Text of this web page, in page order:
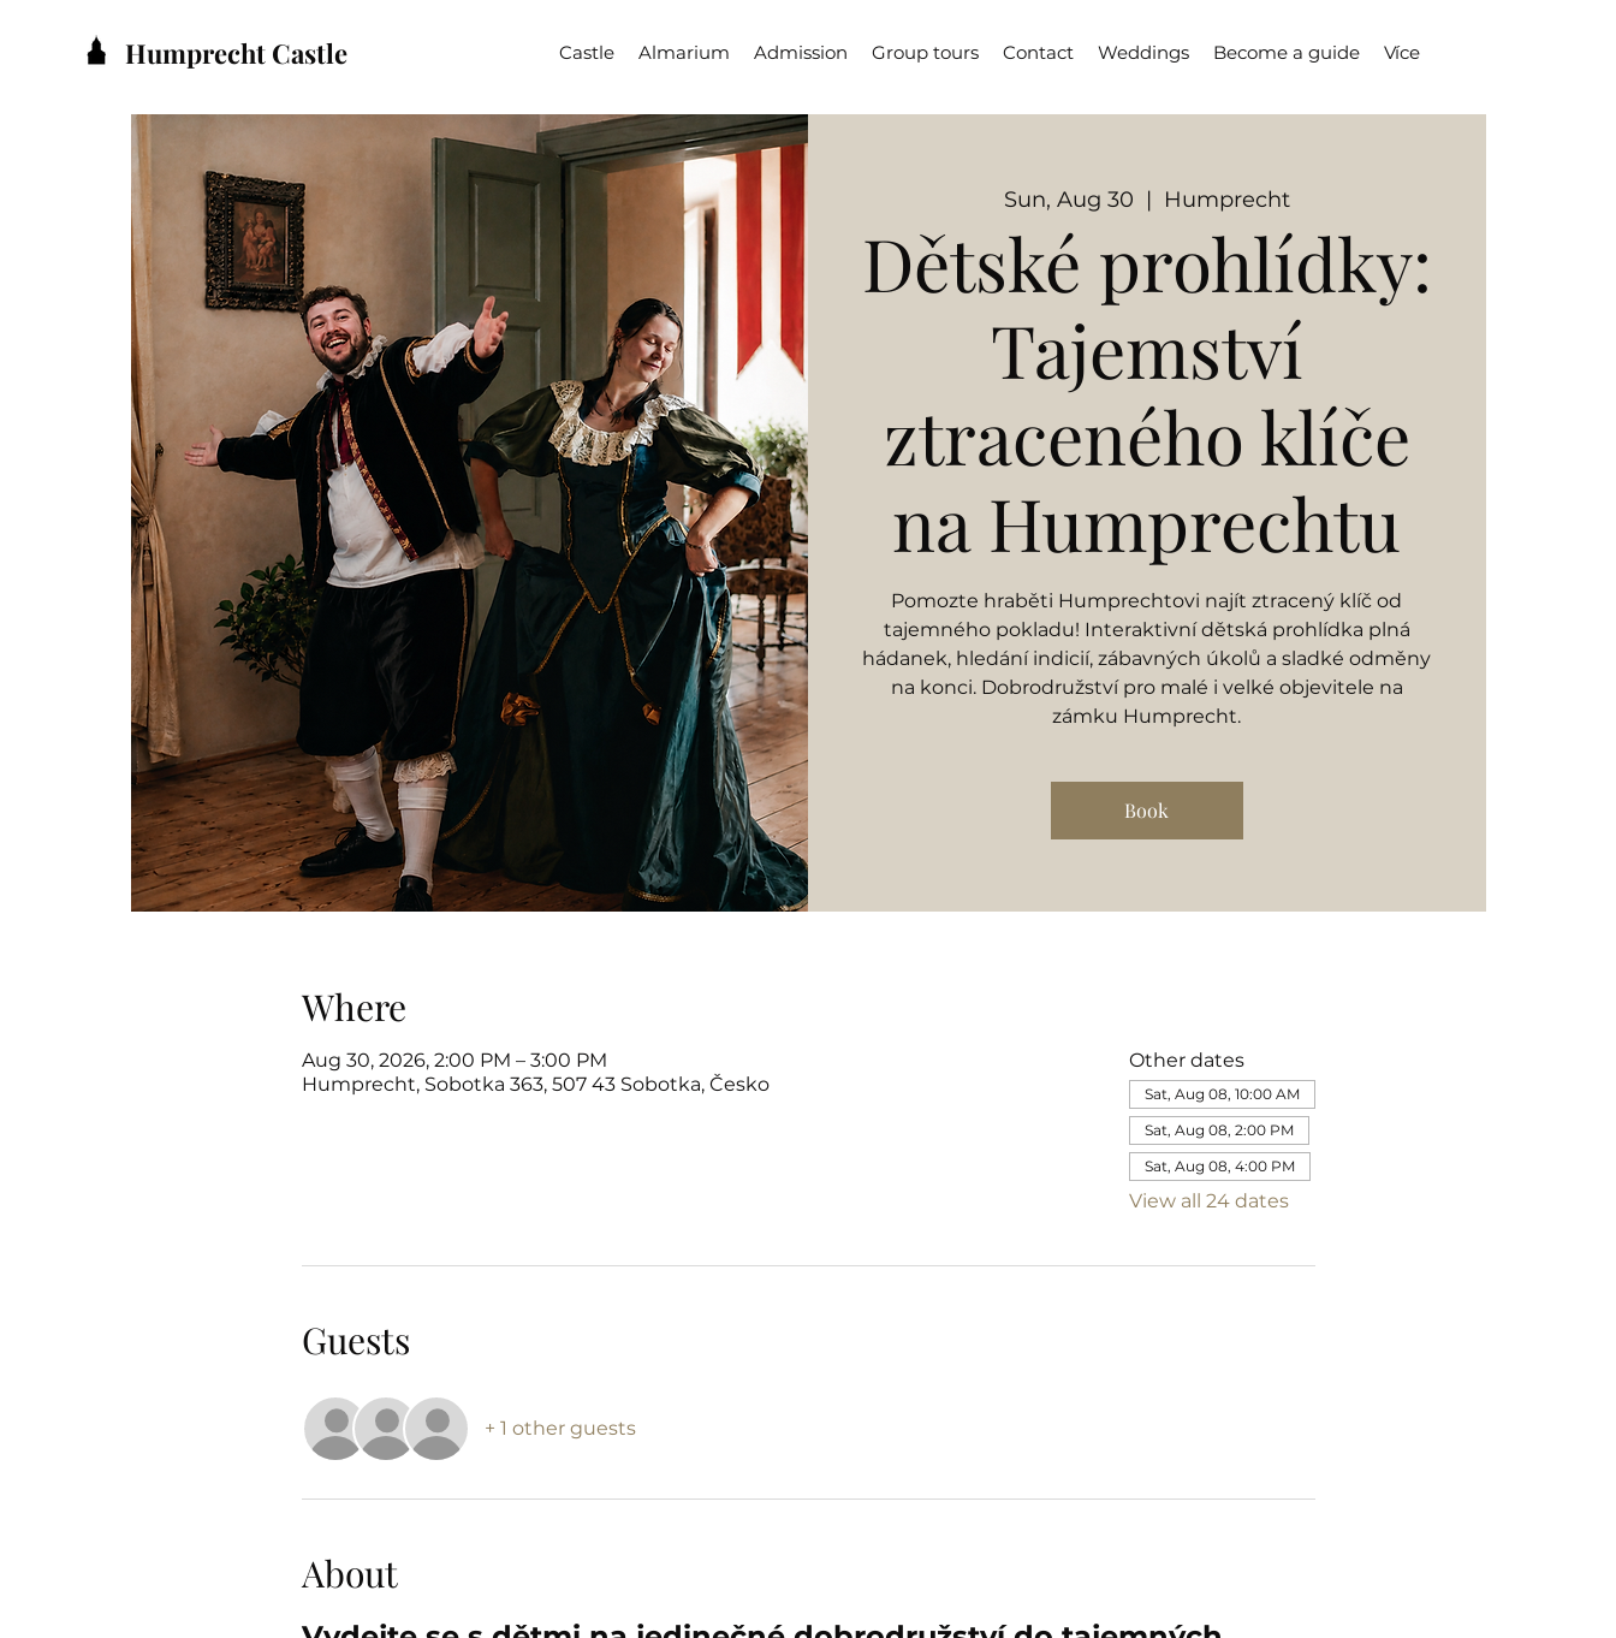
Humprecht Castle Castle Almarium Admission Group tours Contact Weddings Become a guide Více
Sun, Aug 30
  |
Humprecht
Dětské prohlídky:
Tajemství
ztraceného klíče
na Humprechtu
Pomozte hraběti Humprechtovi najít ztracený klíč od
tajemného pokladu! Interaktivní dětská prohlídka plná
hádanek, hledání indicií, zábavných úkolů a sladké odměny
na konci. Dobrodružství pro malé i velké objevitele na
zámku Humprecht.
Book
Where
Aug 30, 2026, 2:00 PM – 3:00 PM
Humprecht, Sobotka 363, 507 43 Sobotka, Česko
Other dates
Sat, Aug 08, 10:00 AM
Sat, Aug 08, 2:00 PM
Sat, Aug 08, 4:00 PM
View all 24 dates
Guests
+ 1 other guests
About